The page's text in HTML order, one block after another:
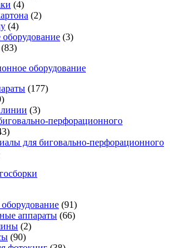
(4)
(2)
(4)
оборудование (3)
(83)
оборудование
(177)
(3)
перфорационного
для биговально-перфорационного
(91)
аппараты (66)
(2)
(90)